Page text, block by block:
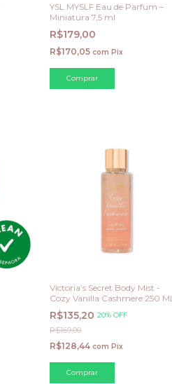
YSL MYSLF Eau de Parfum –
Miniatura 7,5 ml
R$179,00
R$170,05 com Pix
Victoria’s Secret Body Mist -
Cozy Vanilla Cashmere 250 ML
R$135,20 20% OFF
R$169,00
R$128,44 com Pix